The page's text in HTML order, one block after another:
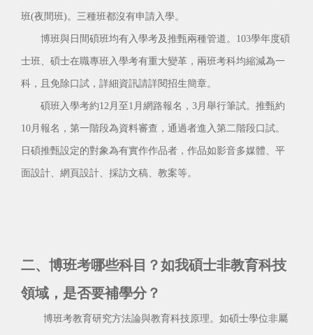
班(夜間班)。三種班都沒有申請入學。
博班與日間碩班均有入學考及推甄兩種管道。 103學年度碩
士班、碩士在職專班入學考有重大變革，兩班考科均縮減為一
科，且免除口試，詳細資訊請詳閱招生簡章。
碩班入學考約12月至1月網路報名，3月舉行筆試。推甄約
10月報名，第一階段為資料審查，通過者進入第二階段口試。
日碩推甄設定的對象為有實作作品者，作品如影音多媒體、平
面設計、網頁設計、採訪文稿、教案等。
二、博班考哪些科目？如我碩士非教育科技
領域，是否要補學分？
博班考教育研究方法論與教育科技原理。如碩士學位非屬